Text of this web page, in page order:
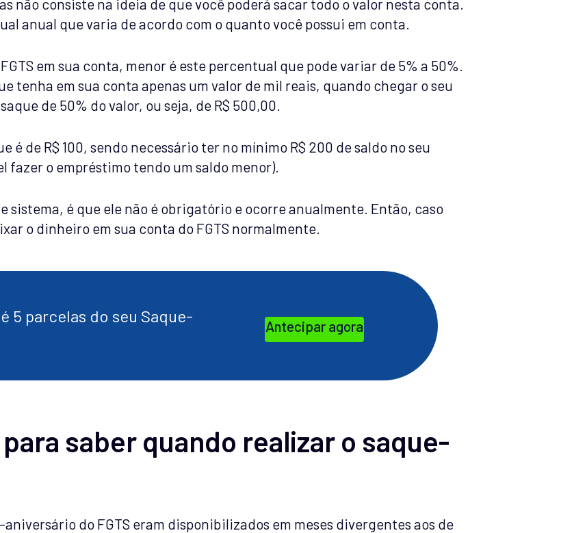
não consiste na ideia de que você poderá sacar todo o valor nesta conta.
anual que varia de acordo com o quanto você possui em conta.
em sua conta, menor é este percentual que pode variar de 5% a 50%.
tenha em sua conta apenas um valor de mil reais, quando chegar o seu
de 50% do valor, ou seja, de R$ 500,00.
é de R$ 100, sendo necessário ter no mínimo R$ 200 de saldo no seu
fazer o empréstimo tendo um saldo menor).
é que ele não é obrigatório e ocorre anualmente. Então, caso
o dinheiro em sua conta do FGTS normalmente.
5 parcelas do seu Saque-
Antecipar agora
saber quando realizar o saque-
do FGTS eram disponibilizados em meses divergentes aos de